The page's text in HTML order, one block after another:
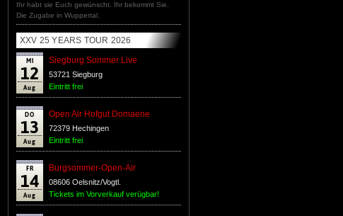
Ihr habt sie Euch gewünscht. Ihr bekommt Sie.
Die Zugabe in Wuppertal.
XXV 25 YEARS TOUR 2026
MI
12
Aug
Siegburg Sommer Live
53721 Siegburg
Eintritt frei
DO
13
Aug
Open Air Hofgut Domaene
72379 Hechingen
Eintritt frei
FR
14
Aug
Burgsommer-Open-Air
08606 Oelsnitz/Vogtl.
Tickets im Vorverkauf verügbar!